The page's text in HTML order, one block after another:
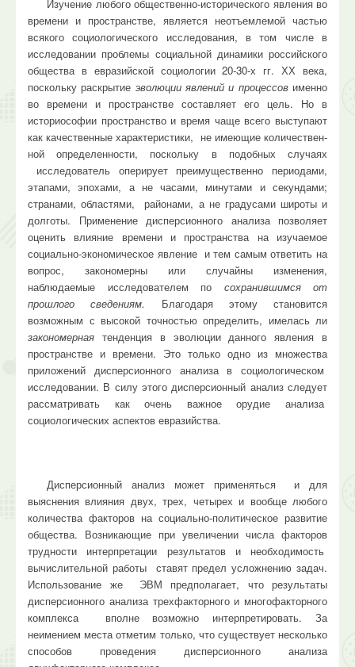
Изучение любого общественно-исторического явления во
времени и пространстве, является неотъемлемой частью
всякого социологического исследования, в том числе в
исследовании проблемы социальной динамики российского
общества в евразийской социологии 20-30-х гг. ХХ века,
поскольку раскрытие эволюции явлений и процессов именно
во вре­мени и пространстве составляет его цель. Но в
историософии пространство и время чаще всего выступают
как качественные характеристики, не имеющие количествен­
ной определенности, поскольку в подобных случаях
исследователь оперирует пре­имущественно периодами,
этапами, эпохами, а не часами, минутами и секундами;
странами, областями, рай­онами, а не градусами широты и
долготы. Применение дисперсионного анализа позволяет
оценить влияние времени и пространства на изучаемое
социально-экономическое явление и тем самым ответить на
вопрос, закономерны или случайны изменения,
наблюдаемые ис­следователем по сохранившимся от
прошлого сведениям. Благо­даря этому становится
возможным с высокой точностью определить, имелась ли
закономерная тенденция в эволю­ции данного явления в
пространстве и времени. Это только одно из множества
приложений дисперсионного анализа в социологическом
исследовании. В силу этого дисперсионный анализ следует
рассматривать как очень важное орудие анализа
социологических аспектов евразийства.
Дисперсионный анализ может применяться и для
выяснения влияния двух, трех, четырех и вообще любого
количества факторов на социально-политическое развитие
общества. Возникающие при увеличении числа факторов
трудности интерпретации результатов и необходимость
вычислитель­ной работы ставят предел усложнению задач.
Использование же ЭВМ предполагает, что резуль­таты
дисперсионного анализа трехфакторного и многофакторного
комплекса вполне возможно интерпретировать. За
неимением места отметим только, что существует несколько
способов проведения дисперси­онного анализа